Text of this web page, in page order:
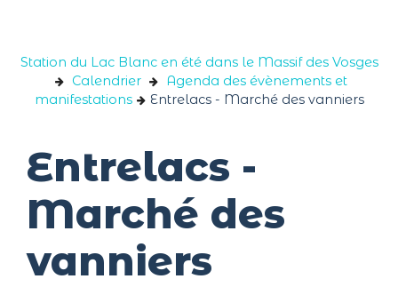
Station du Lac Blanc en été dans le Massif des Vosges
Calendrier
Agenda des évènements et
manifestations
Entrelacs - Marché des vanniers
Entrelacs -
Marché des
vanniers